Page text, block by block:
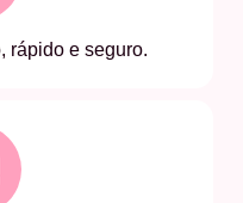
rápido e seguro.